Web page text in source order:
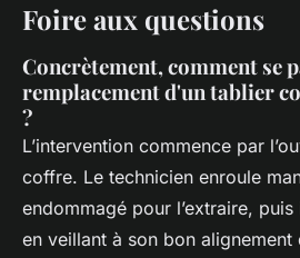
Foire aux questions
Concrètement, comment se
remplacement d'un tablier
?
L’intervention commence par
coffre. Le technicien enroule
endommagé pour l’extraire,
en veillant à son bon alignement